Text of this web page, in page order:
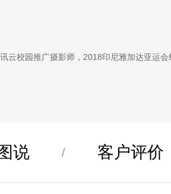
云校园推广摄影师，2018印尼雅加达亚运会
说 / 客户评价